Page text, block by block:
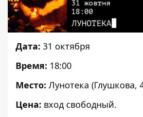
Дата: 31 октября
Время: 18:00
Место: Лунотека (Глушкова,
Цена: вход свободный.